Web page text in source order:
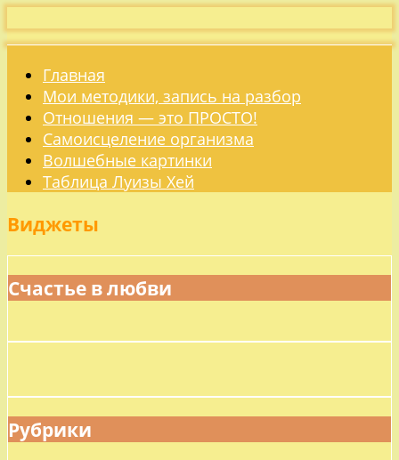
Главная
Мои методики, запись на разбор
Отношения — это ПРОСТО!
Самоисцеление организма
Волшебные картинки
Таблица Луизы Хей
Виджеты
Счастье в любви
Рубрики